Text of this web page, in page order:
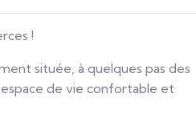
!
située, à quelques pas des
de vie confortable et